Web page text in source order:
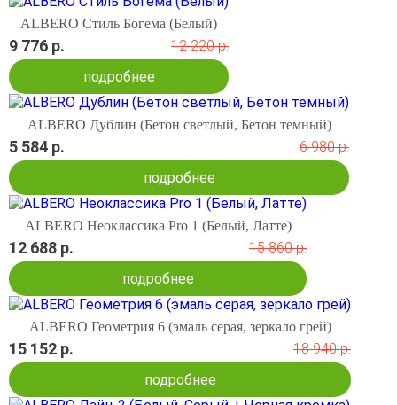
ALBERO Стиль Богема (Белый)
9 776 р.
12 220 р.
подробнее
ALBERO Дублин (Бетон светлый, Бетон темный)
5 584 р.
6 980 р.
подробнее
ALBERO Неоклассика Pro 1 (Белый, Латте)
12 688 р.
15 860 р.
подробнее
ALBERO Геометрия 6 (эмаль серая, зеркало грей)
15 152 р.
18 940 р.
подробнее